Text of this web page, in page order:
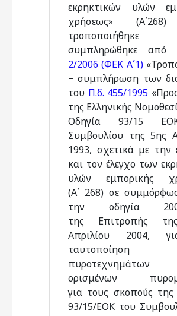
εκρηκτικών υλών
χρήσεως»
συμπληρώθηκε από
2/2006 (ΦΕΚ Α΄1)
− συμπλήρωση των
του Π.δ. 455/1995
της Ελληνικής
Οδηγία 93/15
Συμβουλίου της 5ης
1993, σχετικά με την
και τον έλεγχο των
υλών εμπορικής
(Α΄ 268) σε
την οδηγία
της Επιτροπής
Απριλίου 2004,
ορισμένων
για τους σκοπούς της
93/15/ΕΟΚ του